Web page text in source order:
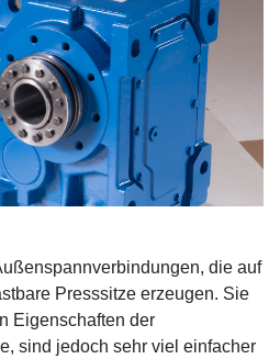
die auf
Presssitze erzeugen. Sie
Eigenschaften der
sind jedoch sehr viel einfacher